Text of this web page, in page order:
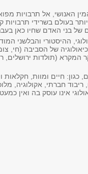
האנושי, אל תרבויות
בעולם בשרידי תרבויות
של בני האדם שחיו כאן
ההיסטורי והבלשני
של הסביבה (חי,
המקרא (תולדות ירושלים,
חיים ומוות, חקלאות
חברתי, אקולוגיה,
אינו עוסק בה ואין כמעט